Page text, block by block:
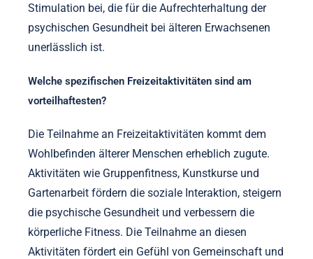
Stimulation bei, die für die Aufrechterhaltung der
psychischen Gesundheit bei älteren Erwachsenen
unerlässlich ist.
Welche spezifischen Freizeitaktivitäten sind am
vorteilhaftesten?
Die Teilnahme an Freizeitaktivitäten kommt dem
Wohlbefinden älterer Menschen erheblich zugute.
Aktivitäten wie Gruppenfitness, Kunstkurse und
Gartenarbeit fördern die soziale Interaktion, steigern
die psychische Gesundheit und verbessern die
körperliche Fitness. Die Teilnahme an diesen
Aktivitäten fördert ein Gefühl von Gemeinschaft und